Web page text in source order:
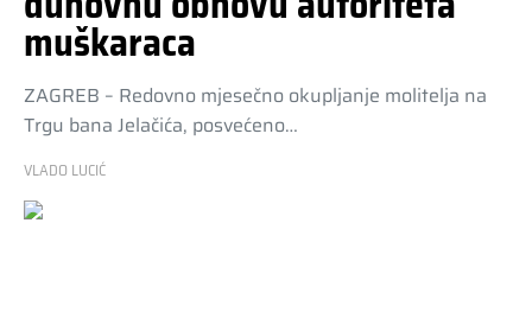
muškaraca
ZAGREB – Redovno mjesečno okupljanje molitelja na
Trgu bana Jelačića, posvećeno…
VLADO LUCIĆ